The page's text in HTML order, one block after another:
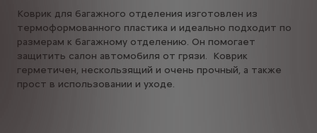
Коврик для багажного отделения изготовлен из
термоформованного пластика и идеально подходит по
размерам к багажному отделению. Он помогает
защитить салон автомобиля от грязи. Коврик
герметичен, нескользящий и очень прочный, а также
прост в использовании и уходе.